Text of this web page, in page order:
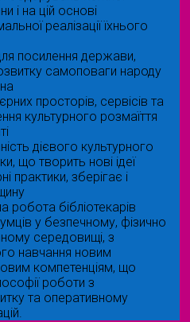
і на цій основі
реалізації їхнього
посилення держави,
самоповаги народу
просторів, сервісів та
культурного розмаїття
дієвого культурного
що творить нові ідеї
практики, зберігає і
бібліотекарів
у безпечному, фізично
середовищі, з
навчання новим
компетенціям, що
роботи з
та оперативному